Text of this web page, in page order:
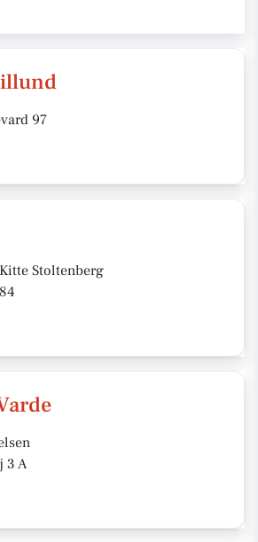
97
Stoltenberg
3 A